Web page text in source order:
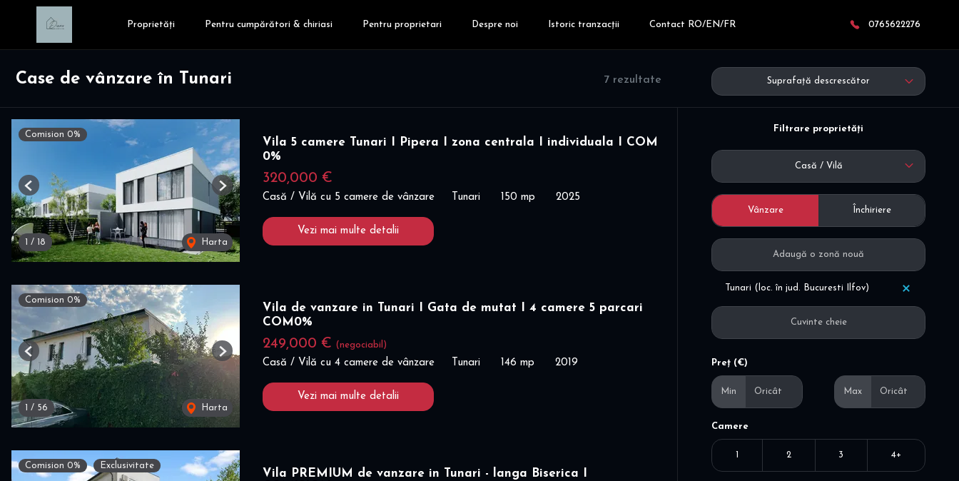
Proprietăți Pentru cumpărători & chiriasi Pentru proprietari Despre noi Istoric tranzacții Contact RO/EN/FR 0765622276
7 rezultate
Case de vânzare în Tunari Suprafață descrescător
Comision 0%
1 / 18 Harta
Previous Next
Vila 5 camere Tunari I Pipera I zona centrala I individuala I COM
0%
320,000 €
Casă / Vilă cu 5 camere de vânzare Tunari 150 mp 2025
Vezi mai multe detalii
Comision 0%
1 / 56 Harta
Previous Next
Vila de vanzare in Tunari I Gata de mutat I 4 camere 5 parcari
COM0%
249,000 € (negociabil)
Casă / Vilă cu 4 camere de vânzare Tunari 146 mp 2019
Vezi mai multe detalii
Comision 0% Exclusivitate
Vila PREMIUM de vanzare in Tunari - langa Biserica I
Filtrare proprietăți
Casă / Vilă
Vânzare Închiriere
Tunari (loc. în jud. Bucuresti Ilfov)
Preț (€)
Min Max
Camere
1 2 3 4+